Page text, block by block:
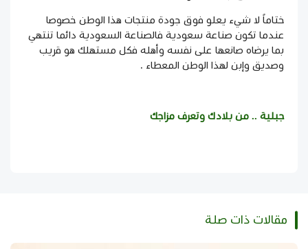
ختاماً لا شيء يعلو فوق جودة منتجات هذا الوطن خصوصا
عندما تكون صناعة سعودية فالصناعة السعودية دائما تنتهي
بما يرضاه صانعها على نفسه وأهله فكل مستهلك هو قريب
وصديق وإبن لهذا الوطن المعطاء .
جبلية .. من بلادك وتعرف مزاجك
مقالات ذات صلة